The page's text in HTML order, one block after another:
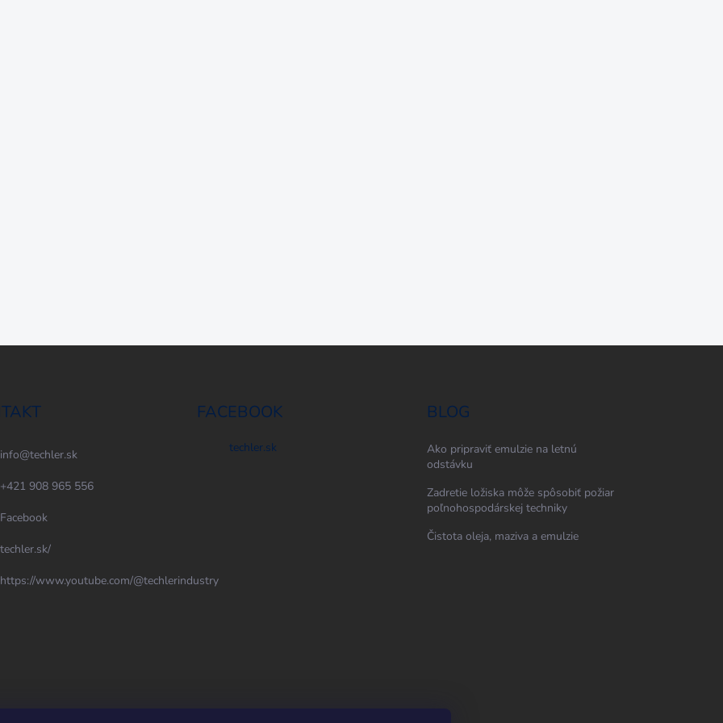
info@techler.sk
+421 908 965 556
Facebook
techler.sk/
https://www.youtube.com/@techlerindustry
FACEBOOK
techler.sk
BLOG
Ako pripraviť emulzie na letnú
odstávku
Zadretie ložiska môže spôsobiť požiar
poľnohospodárskej techniky
Čistota oleja, maziva a emulzie